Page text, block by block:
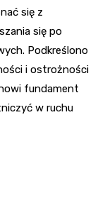
się z
się po
Podkreślono
i ostrożności
fundament
w ruchu